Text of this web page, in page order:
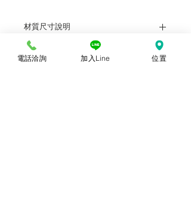
材質尺寸說明
鐳射 單張103.2X14.8cm(5開)
批發價說明
電話洽詢 加入Line 位置